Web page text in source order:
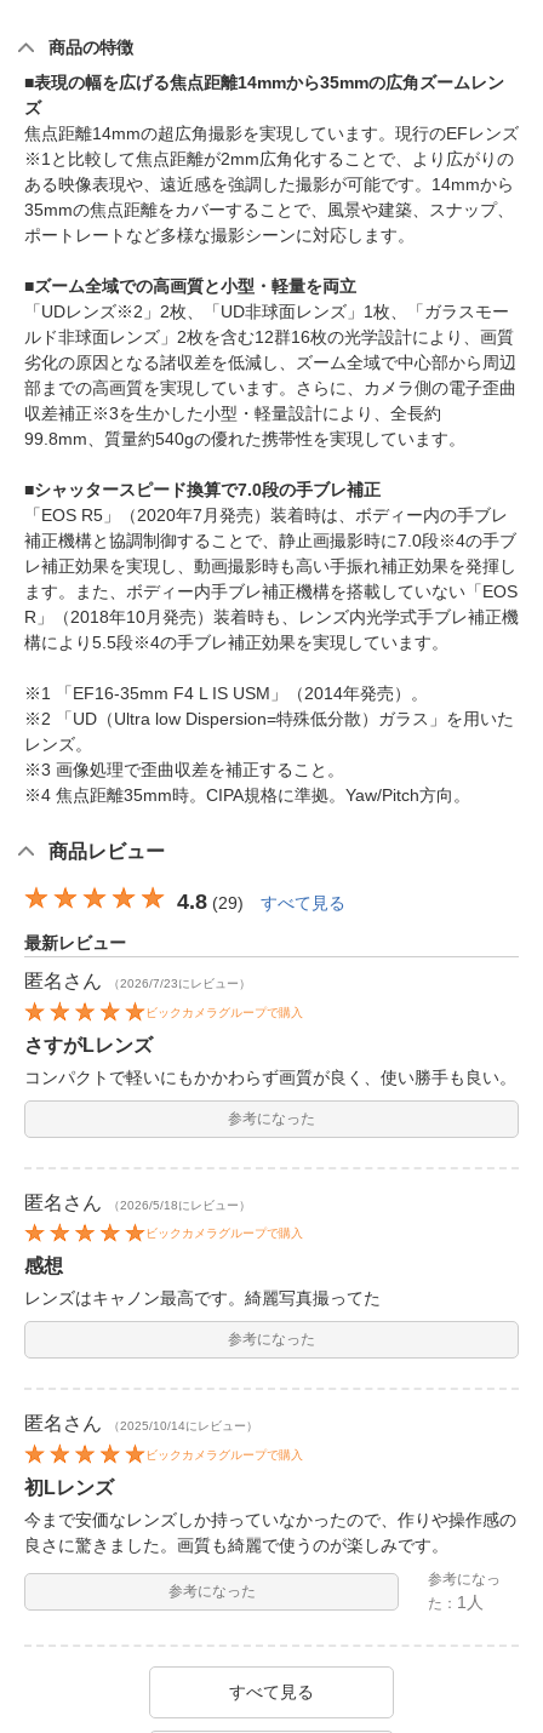
商品の特徴
■表現の幅を広げる焦点距離14mmから35mmの広角ズームレン
ズ
焦点距離14mmの超広角撮影を実現しています。現行のEFレンズ
※1と比較して焦点距離が2mm広角化することで、より広がりの
ある映像表現や、遠近感を強調した撮影が可能です。14mmから
35mmの焦点距離をカバーすることで、風景や建築、スナップ、
ポートレートなど多様な撮影シーンに対応します。
■ズーム全域での高画質と小型・軽量を両立
「UDレンズ※2」2枚、「UD非球面レンズ」1枚、「ガラスモー
ルド非球面レンズ」2枚を含む12群16枚の光学設計により、画質
劣化の原因となる諸収差を低減し、ズーム全域で中心部から周辺
部までの高画質を実現しています。さらに、カメラ側の電子歪曲
収差補正※3を生かした小型・軽量設計により、全長約
99.8mm、質量約540gの優れた携帯性を実現しています。
■シャッタースピード換算で7.0段の手ブレ補正
「EOS R5」（2020年7月発売）装着時は、ボディー内の手ブレ
補正機構と協調制御することで、静止画撮影時に7.0段※4の手ブ
レ補正効果を実現し、動画撮影時も高い手振れ補正効果を発揮し
ます。また、ボディー内手ブレ補正機構を搭載していない「EOS
R」（2018年10月発売）装着時も、レンズ内光学式手ブレ補正機
構により5.5段※4の手ブレ補正効果を実現しています。
※1 「EF16-35mm F4 L IS USM」（2014年発売）。
※2 「UD（Ultra low Dispersion=特殊低分散）ガラス」を用いた
レンズ。
※3 画像処理で歪曲収差を補正すること。
※4 焦点距離35mm時。CIPA規格に準拠。Yaw/Pitch方向。
商品レビュー
4.8 (29) すべて見る
最新レビュー
匿名 さん （2026/7/23にレビュー）
ビックカメラグループで購入
さすがLレンズ
コンパクトで軽いにもかかわらず画質が良く、使い勝手も良い。
参考になった
匿名 さん （2026/5/18にレビュー）
ビックカメラグループで購入
感想
レンズはキャノン最高です。綺麗写真撮ってた
参考になった
匿名 さん （2025/10/14にレビュー）
ビックカメラグループで購入
初Lレンズ
今まで安価なレンズしか持っていなかったので、作りや操作感の
良さに驚きました。画質も綺麗で使うのが楽しみです。
参考になった
参考になっ
た： 1人
すべて見る